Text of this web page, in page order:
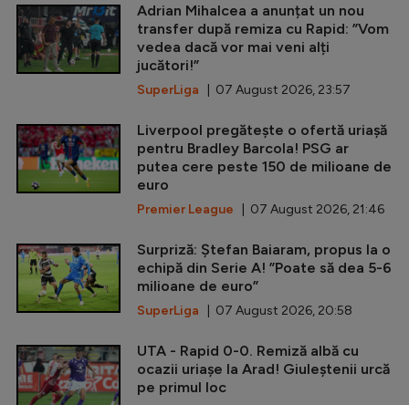
Adrian Mihalcea a anunțat un nou
transfer după remiza cu Rapid: ”Vom
vedea dacă vor mai veni alți
jucători!”
SuperLiga | 07 August 2026, 23:57
Liverpool pregătește o ofertă uriașă
pentru Bradley Barcola! PSG ar
putea cere peste 150 de milioane de
euro
Premier League | 07 August 2026, 21:46
Surpriză: Ștefan Baiaram, propus la o
echipă din Serie A! ”Poate să dea 5-6
milioane de euro”
SuperLiga | 07 August 2026, 20:58
UTA - Rapid 0-0. Remiză albă cu
ocazii uriașe la Arad! Giuleștenii urcă
pe primul loc